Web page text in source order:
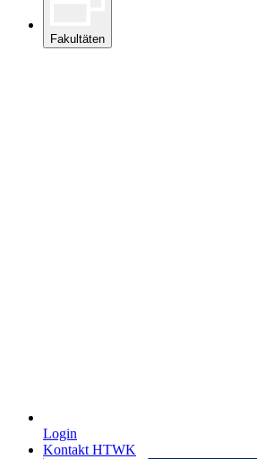
Fakultäten
Login
Kontakt HTWK